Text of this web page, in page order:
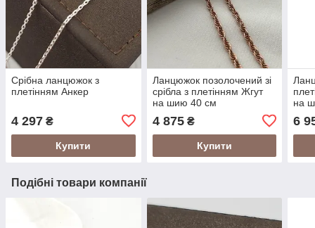
Срібна ланцюжок з
плетінням Анкер
4 297 ₴
Купити
Ланцюжок позолочений зі
срібла з плетінням Жгут
на шию 40 см
4 875₴
Купити
на
6
Подібні товари компанії